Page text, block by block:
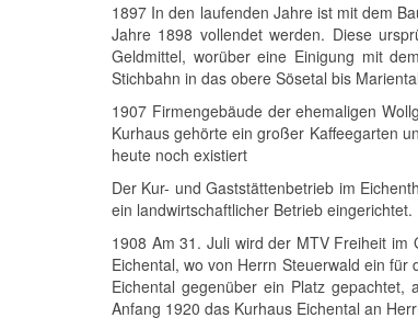
1897 In den laufenden Jahre ist mit dem
Jahre 1898 vollendet werden. Diese
Geldmittel, worüber eine Einigung mit
Stichbahn in das obere Sösetal bis
1907 Firmengebäude der ehemaligen
Kurhaus gehörte ein großer Kaffeegarten
heute noch existiert
Der Kur- und Gaststättenbetrieb im
ein landwirtschaftlicher Betrieb eingerichtet.
1908 Am 31. Juli wird der MTV Freiheit
Eichental, wo von Herrn Steuerwald ein
Eichental gegenüber ein Platz
Anfang 1920 das Kurhaus Eichental an